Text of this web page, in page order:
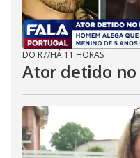
DO R7/HÁ 11 HORAS
Ator detido no